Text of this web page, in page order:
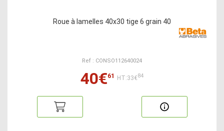
Roue à lamelles 40x30 tige 6 grain 40
Ref : CONSO112640024
40€61 HT:33€84